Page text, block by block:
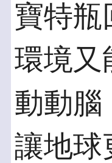
寶特瓶
環境又
動動腦
讓地球